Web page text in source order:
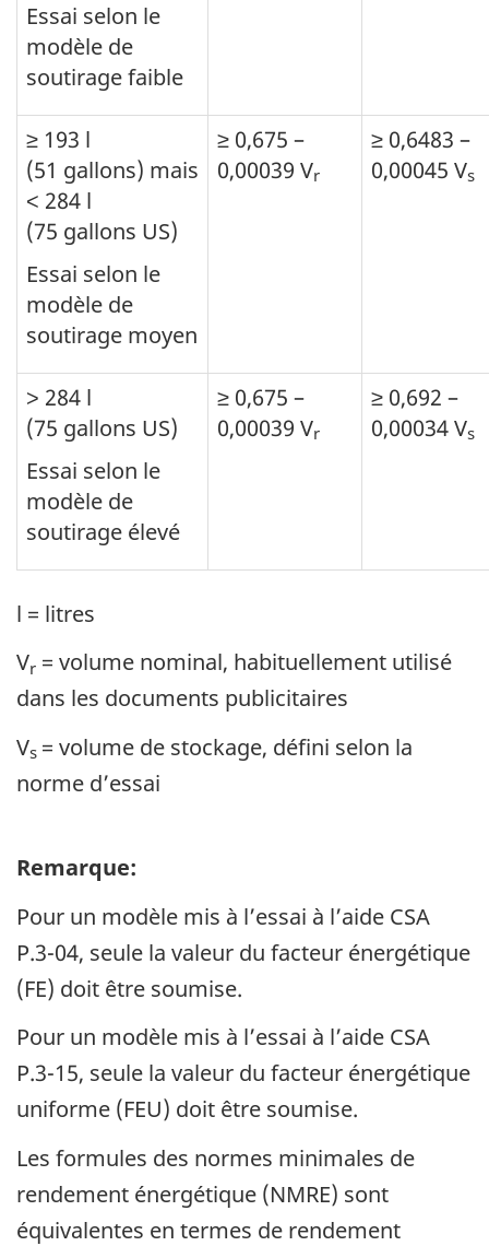
Essai selon le
modèle de
soutirage faible
≥ 193 l
(51 gallons) mais
˂ 284 l
(75 gallons US)
Essai selon le
modèle de
soutirage moyen
≥ 0,675 –
0,00039 Vr
≥ 0,6483 –
0,00045 Vs
˃ 284 l
(75 gallons US)
Essai selon le
modèle de
soutirage élevé
≥ 0,675 –
0,00039 Vr
≥ 0,692 –
0,00034 Vs
l = litres
Vr = volume nominal, habituellement utilisé
dans les documents publicitaires
Vs = volume de stockage, défini selon la
norme d’essai
Remarque:
Pour un modèle mis à l’essai à l’aide CSA
P.3-04, seule la valeur du facteur énergétique
(FE) doit être soumise.
Pour un modèle mis à l’essai à l’aide CSA
P.3-15, seule la valeur du facteur énergétique
uniforme (FEU) doit être soumise.
Les formules des normes minimales de
rendement énergétique (NMRE) sont
équivalentes en termes de rendement